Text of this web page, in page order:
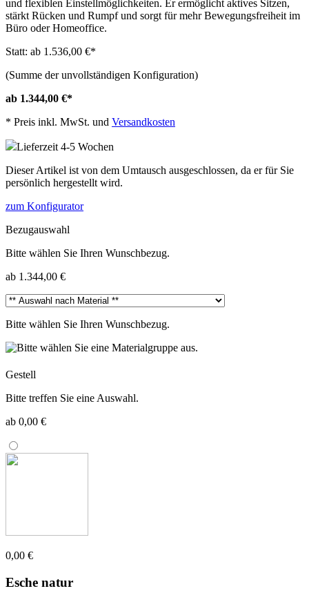
und flexiblen Einstellmöglichkeiten. Er ermöglicht aktives Sitzen,
stärkt Rücken und Rumpf und sorgt für mehr Bewegungsfreiheit im
Büro oder Homeoffice.
Statt: ab 1.536,00 €*
(Summe der unvollständigen Konfiguration)
ab 1.344,00 €*
* Preis inkl. MwSt. und Versandkosten
Lieferzeit 4-5 Wochen
Dieser Artikel ist von dem Umtausch ausgeschlossen, da er für Sie
persönlich hergestellt wird.
zum Konfigurator
Bezugauswahl
Bitte wählen Sie Ihren Wunschbezug.
ab 1.344,00 €
Bitte wählen Sie Ihren Wunschbezug.
Gestell
Bitte treffen Sie eine Auswahl.
ab 0,00 €
0,00 €
Esche natur